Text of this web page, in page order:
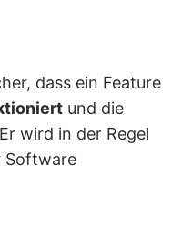
dass ein Feature
und die
wird in der Regel
Software